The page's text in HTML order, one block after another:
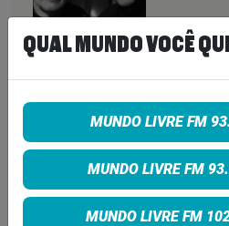
7 de
INSCREVA-SE
QUAL MUNDO VOCÊ
MUNDO LIVRE FM
MUNDO LIVRE FM
MUNDO LIVRE FM